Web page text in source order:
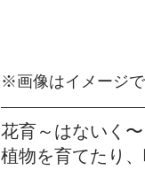
※画像はイメージ
花育～はないく
植物を育てたり